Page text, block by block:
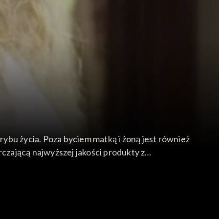
życia. Poza byciem matką i żoną jest również
najwyższej jakości produkty z
zszedł na dalszy plan a przecież budowa